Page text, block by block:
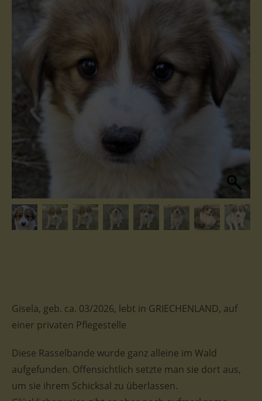
Gisela, geb. ca. 03/2026, lebt in GRIECHENLAND, auf
einer privaten Pflegestelle
Diese Rasselbande wurde ganz alleine im Wald
aufgefunden. Offensichtlich setzte man sie dort aus,
um sie ihrem Schicksal zu überlassen.